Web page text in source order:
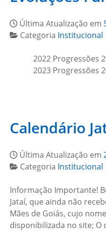
Última Atualização em
Categoria Institucional
2022 Progressões
2023 Progressões
Calendário
Última Atualização em
Categoria Institucional
Informação Importante!
Jataí, que ainda não
Mães de Goiás, cujo
disponibilizada no site;